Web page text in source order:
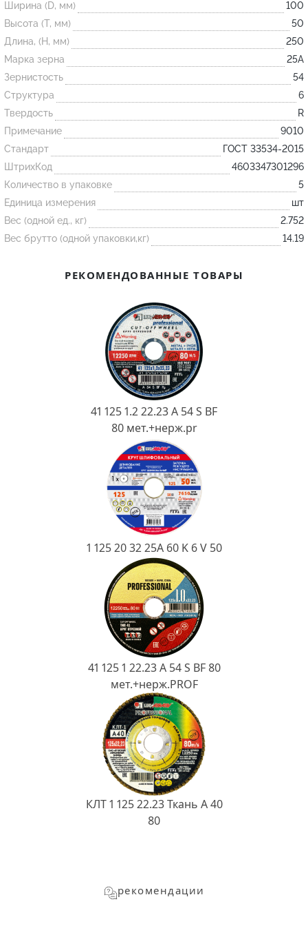
Огнеупорные
изделия
Скачать каталог
Тигель
Муфель
Черпак
Шербер
Трубка
Стержень
Пробка
Лодочка
Ковш разливочный
Огнеупорная SiC смесь
Ширина (D, мм)
100
Высота (T, мм)
50
Длина, (H, мм)
250
Марка зерна
25А
Зернистость
54
Структура
6
Твердость
R
Примечание
9010
Стандарт
ГОСТ 33534-2015
ШтрихКод
4603347301296
Количество в упаковке
5
Единица измерения
шт
Вес (одной ед., кг)
2.752
Вес брутто (одной упаковки,кг)
14.19
РЕКОМЕНДОВАННЫЕ ТОВАРЫ
41 125 1.2 22.23 A 54 S BF
80 мет.+нерж.pr
1 125 20 32 25А 60 K 6 V 50
41 125 1 22.23 A 54 S BF 80
мет.+нерж.PROF
КЛТ 1 125 22.23 Ткань A 40
80
рекомендации